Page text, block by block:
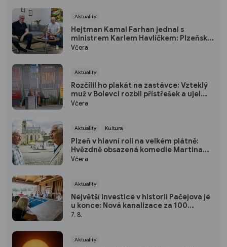
Aktuality
Hejtman Kamal Farhan jednal s
ministrem Karlem Havlíčkem: Plzeňský
kraj chce sázet na inovace a
Včera
Aktuality
Rozčílil ho plakát na zastávce: Vzteklý
muž v Bolevci rozbil přístřešek a ujel
tramvají, strážníci ho bleskově dostihli
Včera
Aktuality Kultura
Plzeň v hlavní roli na velkém plátně:
Hvězdně obsazená komedie Martina
Horského se představí na bezplatné
Včera
Aktuality
Největší investice v historii Pačejova je
u konce: Nová kanalizace za 100
milionů korun získala kolaudaci, obec
7. 8.
Aktuality